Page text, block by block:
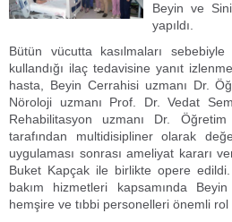
Beyin ve
yapıldı.
Bütün vücutta kasılmaları
kullandığı ilaç tedavisine yanıt
hasta, Beyin Cerrahisi uzmanı Dr.
Nöroloji uzmanı Prof. Dr. Vedat
Rehabilitasyon uzmanı Dr.
tarafından multidisipliner olarak
uygulaması sonrası ameliyat kararı
Buket Kapçak ile birlikte opere
bakım hizmetleri kapsamında
hemşire ve tıbbi personelleri önemli rol